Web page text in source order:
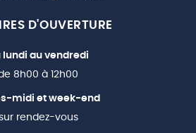
D'OUVERTURE
lundi au vendredi
8h00 à 12h00
midi et week-end
rendez-vous